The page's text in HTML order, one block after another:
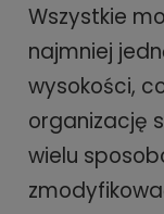
Wszystkie
najmniej
wysokości,
organizację
wielu